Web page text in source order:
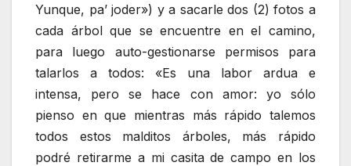
Yunque, pa’ joder») y a sacarle dos (2) fotos a
cada árbol que se encuentre en el camino,
para luego auto-gestionarse permisos para
talarlos a todos: «Es una labor ardua e
intensa, pero se hace con amor: yo sólo
pienso en que mientras más rápido talemos
todos estos malditos árboles, más rápido
podré retirarme a mi casita de campo en los